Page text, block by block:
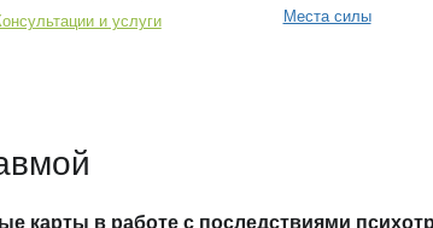
и услуги
Места силы
карты в работе с последствиями